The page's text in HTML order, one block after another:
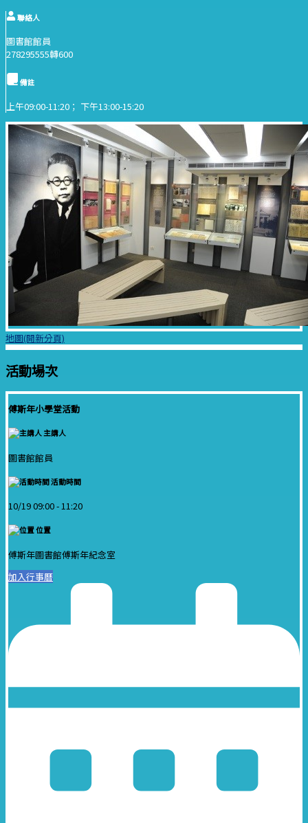
聯絡人
圖書館館員
278295555轉600
備註
上午09:00-11:20； 下午13:00-15:20
地圖(開新分頁)
活動場次
傅斯年小學堂活動
主講人
圖書館館員
活動時間
10/19 09:00 -11:20
位置
傅斯年圖書館傅斯年紀念室
加入行事曆